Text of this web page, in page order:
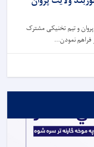
و تیم تخنیکی مشترک
فراهم نمودن...